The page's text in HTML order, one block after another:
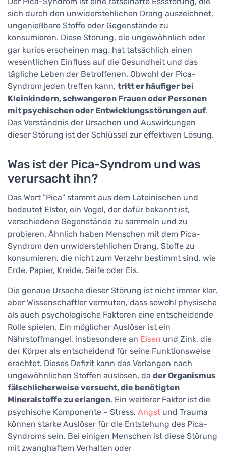
sich durch den unwiderstehlichen Drang auszeichnet,
ungenießbare Stoffe oder Gegenstände zu
konsumieren. Diese Störung, die ungewöhnlich oder
gar kurios erscheinen mag, hat tatsächlich einen
wesentlichen Einfluss auf die Gesundheit und das
tägliche Leben der Betroffenen. Obwohl der Pica-
Syndrom jeden treffen kann, tritt er häufiger bei
Kleinkindern, schwangeren Frauen oder Personen
mit psychischen oder Entwicklungsstörungen auf.
Das Verständnis der Ursachen und Auswirkungen
dieser Störung ist der Schlüssel zur effektiven Lösung.
Was ist der Pica-Syndrom und was
verursacht ihn?
Das Wort "Pica" stammt aus dem Lateinischen und
bedeutet Elster, ein Vogel, der dafür bekannt ist,
verschiedene Gegenstände zu sammeln und zu
probieren. Ähnlich haben Menschen mit dem Pica-
Syndrom den unwiderstehlichen Drang, Stoffe zu
konsumieren, die nicht zum Verzehr bestimmt sind, wie
Erde, Papier, Kreide, Seife oder Eis.
Die genaue Ursache dieser Störung ist nicht immer klar,
aber Wissenschaftler vermuten, dass sowohl physische
als auch psychologische Faktoren eine entscheidende
Rolle spielen. Ein möglicher Auslöser ist ein
Nährstoffmangel, insbesondere an Eisen und Zink, die
der Körper als entscheidend für seine Funktionsweise
erachtet. Dieses Defizit kann das Verlangen nach
ungewöhnlichen Stoffen auslösen, da der Organismus
fälschlicherweise versucht, die benötigten
Mineralstoffe zu erlangen. Ein weiterer Faktor ist die
psychische Komponente – Stress, Angst und Trauma
können starke Auslöser für die Entstehung des Pica-
Syndroms sein. Bei einigen Menschen ist diese Störung
mit zwanghaftem Verhalten oder